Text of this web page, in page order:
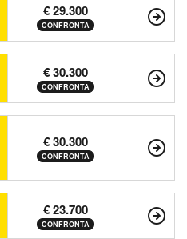
€ 29.300
CONFRONTA
€ 30.300
CONFRONTA
€ 30.300
CONFRONTA
€ 23.700
CONFRONTA